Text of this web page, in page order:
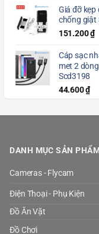
Giá đỡ kẹp
chống giật
151.200₫
Cáp sạc
met 2
Scd3198
44.600₫
DANH MỤC SẢN
Cameras - Flycam
Điện Thoại - Phụ Kiện
Đồ Ăn Vặt
Đồ Chơi